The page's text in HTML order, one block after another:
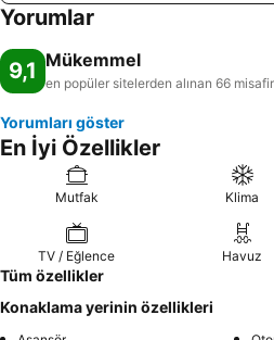
Yorumlar
9,1 Mükemmel
en popüler sitelerden alınan 66 misafir
Yorumları göster
En İyi Özellikler
Mutfak Klima
TV / Eğlence Havuz
Tüm özellikler
Konaklama yerinin özellikleri